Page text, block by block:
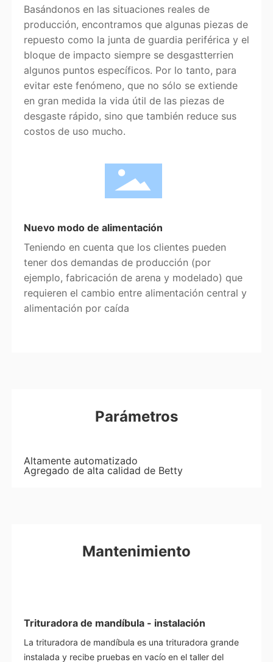
Basándonos en las situaciones reales de
producción, encontramos que algunas piezas de
repuesto como la junta de guardia periférica y el
bloque de impacto siempre se desgastterrien
algunos puntos específicos. Por lo tanto, para
evitar este fenómeno, que no sólo se extiende
en gran medida la vida útil de las piezas de
desgaste rápido, sino que también reduce sus
costos de uso mucho.
Nuevo modo de alimentación
Teniendo en cuenta que los clientes pueden
tener dos demandas de producción (por
ejemplo, fabricación de arena y modelado) que
requieren el cambio entre alimentación central y
alimentación por caída
Parámetros
Altamente automatizado
Agregado de alta calidad de Betty
Mantenimiento
Trituradora de mandíbula - instalación
La trituradora de mandíbula es una trituradora grande
instalada y recibe pruebas en vacío en el taller del